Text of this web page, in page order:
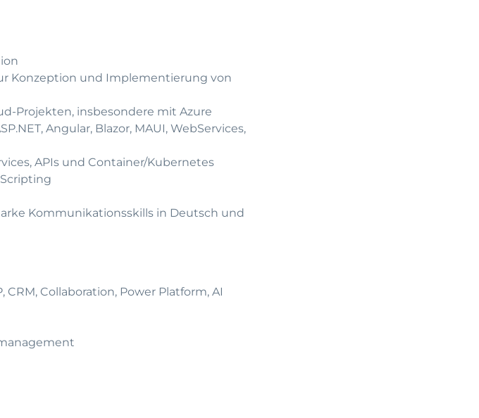
Konzeption und Implementierung von
Projekten, insbesondere mit Azure
Angular, Blazor, MAUI, WebServices,
APIs und Container/Kubernetes
Kommunikationsskills in Deutsch und
Collaboration, Power Platform, AI